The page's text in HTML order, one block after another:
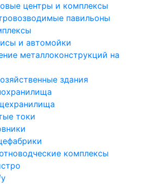
центры и комплексы
павильоны
и автомойки
металлоконструкций на
здания
токи
комплексы